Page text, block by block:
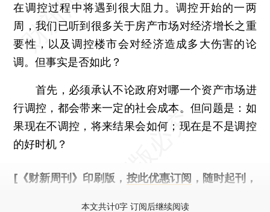
在调控过程中将遇到很大阻力。调控开始的一两
周，我们已听到很多关于房产市场对经济增长之重
要性，以及调控楼市会对经济造成多大伤害的论
调。但事实是否如此？
首先，必须承认不论政府对哪一个资产市场进
行调控，都会带来一定的社会成本。但问题是：如
果现在不调控，将来结果会如何；现在是不是调控
的好时机？
[《财新周刊》印刷版， 按此优惠订阅 ，随时起刊，
本文共计0字 订阅后继续阅读